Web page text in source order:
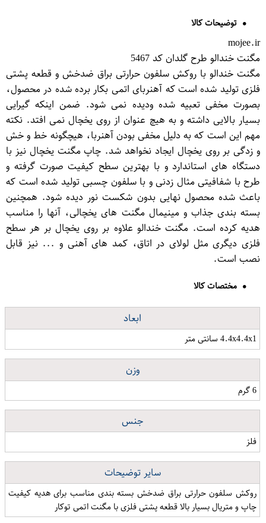
توضیحات کالا
mojee.ir
مگنت خندالو طرح گلدان کد 5467
مگنت خندالو با روکش سلفون حرارتی براق ضدخش و قطعه پشتی
فلزی تولید شده است که آهنربای اتمی بکار برده شده در محصول،
بصورت مخفی تعبیه شده ودیده نمی شود. ضمن اینکه گیرایی
بسیار بالایی داشته و به هیچ عنوان از روی یخچال نمی افتد. نکته
مهم این است که به دلیل مخفی بودن آهنربا، هیچگونه خط و خش
و زدگی بر روی یخچال ایجاد نخواهد شد. چاپ مگنت یخچال نیز با
دستگاه های استاندارد و با بهترین سطح کیفیت صورت گرفته و
طرح با شفافیتی مثال زدنی و با سلفون چسبی تولید شده است که
باعث شده محصول نهایی بدون شکست نور دیده شود. همچنین
بسته بندی جذاب و مینیمال مگنت های یخچالی، آنها را مناسب
هدیه کرده است. مگنت خندالو علاوه بر روی یخچال بر هر سطح
فلزی دیگری مثل لولای در اتاق، کمد های آهنی و ... نیز قابل
نصب است.
مختصات کالا
ابعاد
4.4x4.4x1 سانتی متر
وزن
6 گرم
جنس
فلز
سایر توضیحات
روکش سلفون حرارتی براق ضدخش بسته بندی مناسب برای هدیه کیفیت
چاپ و متریال بسیار بالا قطعه پشتی فلزی با مگنت اتمی توکار